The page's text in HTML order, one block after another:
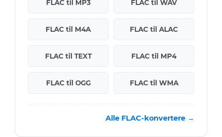
FLAC til MP3 FLAC til WAV
FLAC til M4A FLAC til ALAC
FLAC til TEXT FLAC til MP4
FLAC til OGG FLAC til WMA
Alle FLAC-konvertere →